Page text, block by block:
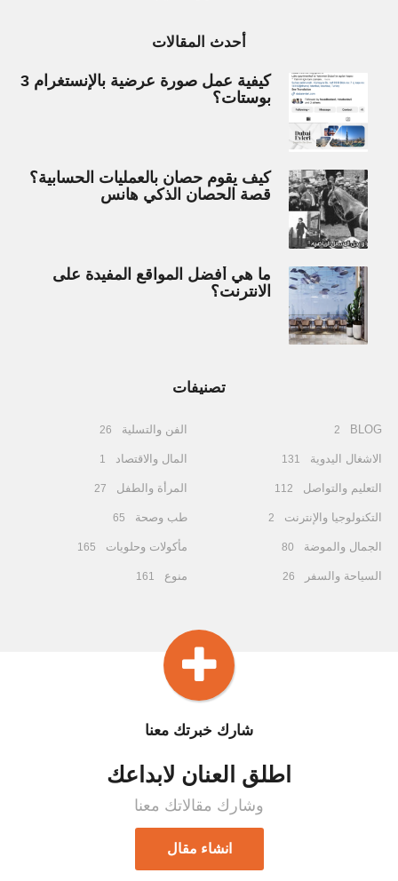
أحدث المقالات
كيفية عمل صورة عرضية بالإنستغرام 3
بوستات؟
كيف يقوم حصان بالعمليات الحسابية؟
قصة الحصان الذكي هانس
ما هي أفضل المواقع المفيدة على
الانترنت؟
تصنيفات
BLOG
2
الاشغال اليدوية 131
التعليم والتواصل 112
التكنولوجيا والإنترنت 2
الجمال والموضة 80
السياحة والسفر 26
الفن والتسلية 26
المال والاقتصاد 1
المرأة والطفل 27
طب وصحة 65
مأكولات وحلويات 165
منوع 161
شارك خبرتك معنا
اطلق العنان لابداعك
وشارك مقالاتك معنا
انشاء مقال